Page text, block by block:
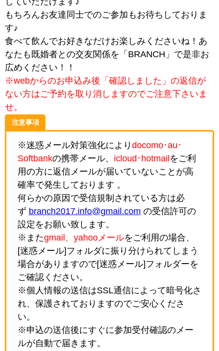
もちろんお友達同士でのご参加もお待ちしておりま
す♪
食べて飲んでお好きなだけお楽しみくださいね！あ
なたも既婚者との交友関係を「BRANCH」で是非お
広めください！！
※webからのお申込み後「確認しました」の返信が
ない方はご予約を取り消しますのでご注意下さいま
せ。
注意事項
※迷惑メール対策強化により docomo･au･
Softbankの携帯メール、 icloud･hotmail をご利
用の方に返信メールが届いていないことが高
確率で発生しております 。
何らかの原因で受信規制されている方は必
ず branch2017.info@gmail.com の受信許可の
設定をお願い致します。
※またgmail、yahooメールをご利用の場合、
[迷惑メール]フォルダに振り分けられてしまう
場合がありますので[迷惑メール]フォルダーを
ご確認ください。
※個人情報の送信はSSL通信によって暗号化さ
れ、保護されておりますのでご安心くださ
い。
※申込の送信後にすぐに参加受付確認のメー
ルが自動で届きます。